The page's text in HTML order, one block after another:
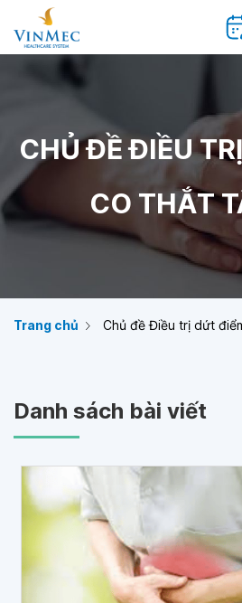
CHỦ ĐỀ ĐIỀU
CO THẮT
Trang chủ Chủ đề Điều trị dứt
Danh sách bài viết